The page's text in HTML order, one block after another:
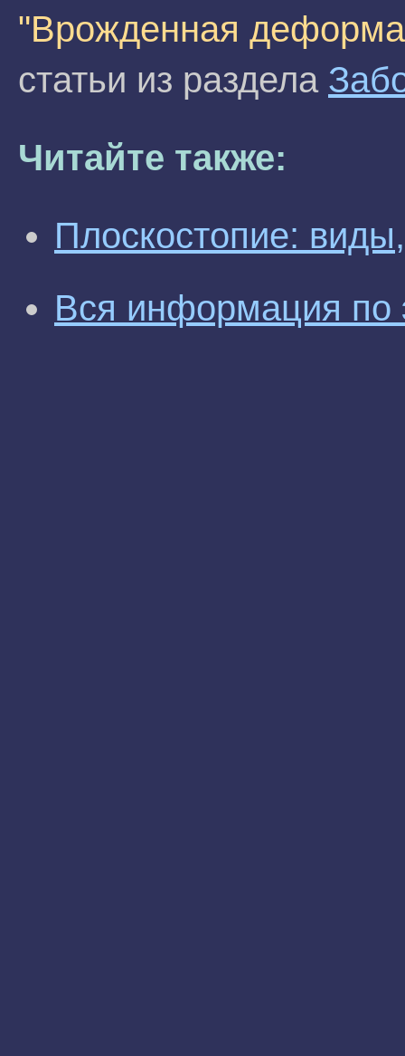
"Врожденная
статьи из раздела
Читайте также:
Плоскостопие:
Вся информация по